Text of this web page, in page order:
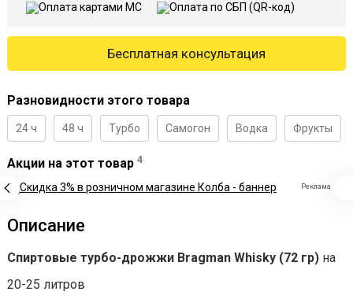
Бесплатная консультация
Разновидности этого товара
24 ч 48 ч Турбо Самогон Водка Фрукты
Акции на этот товар 4
Реклама
Описание
Спиртовые турбо-дрожжи Bragman Whisky (72 гр) на
20-25 литров